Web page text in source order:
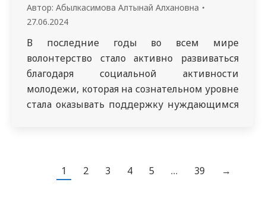
Автор: Абылкасимова Алтынай Алхановна
27.06.2024
В последние годы во всем мире
волонтерство стало активно развиваться
благодаря социальной активности
молодежи, которая на сознательном уровне
стала оказывать поддержку нуждающимся
решить сразу несколько задач, среди
которых (помимо той очевидной
1 2 3 4 5 … 39 →